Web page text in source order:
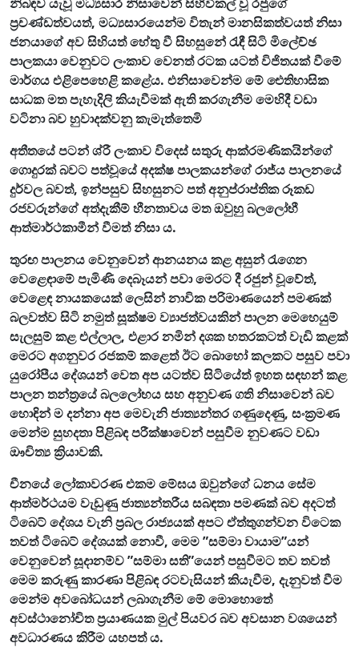
ප්‍රචණ්ඩත්වයත්, මධ්‍යසාරයෙන්ම විතැන් මානසිකත්වයත් නිසා
ජනයාගේ අව සිහියත් හේතු වී සිහසුනේ රැඳී සිටි මිලේච්ඡ
පාලකයා වෙනුවට ලංකාව වෙනත් රටක යටත් විජිතයක් වීමේ
මාර්ගය එළිපෙහෙළි කළේය. එනිසාවෙන්ම මේ ඓතිහාසික
සාධක මත පැහැදිලි කියැවීමක් ඇති කරගැනීම මෙහිදී වඩා
වටිනා බව හුවාදක්වනු කැමැත්තෙමි
අතීතයේ පටන් ශ්රී ලංකාව විදෙස් සතුරු ආක්රමණිකයින්ගේ
ගොදුරක් බවට පත්වූයේ අදක්ෂ පාලකයන්ගේ රාජ්ය පාලනයේ
දුර්වල බවත්, ඉන්පසුව සිහසුනට පත් අනුප්රාප්තික රූකඩ
රජවරුන්ගේ අත්දැකීම් හීනතාවය මත ඔවුහු බලලෝභී
ආත්මාර්ථකාමීන් වීමත් නිසා ය.
තුරඟ පාලනය වෙනුවෙන් ආනයනය කළ අසුන් රැගෙන
වෙළෙඳාමේ පැමිණි දෙබෑයන් පවා මෙරට දී රජුන් වූවේත්,
වෙළෙඳ නායකයෙක් ලෙසින් නාවික පරිමාණයෙන් පමණක්
බලවත්ව සිටි නමුත් සූක්ෂම ව්‍යාජත්වයකින් පාලන මෙහෙයුම්
සැලසුම් කළ එල්ලාල, එළාර නමින් දශක හතරකටත් වැඩි කළක්
මෙරට අගනුවර රජකම් කළෙත් ඊට බොහෝ කලකට පසුව පවා
යුරෝපීය දේශයන් වෙත අප යටත්ව සිටියේත් ඉහත සඳහන් කළ
පාලන තන්ත්‍රයේ බලලෝභය සහ අනුවණ ගති නිසාවෙන් බව
හොඳින් ම දන්නා අප මෙවැනි ජාත්‍යන්තර ගණුදෙණු, සංක්‍රමණ
මෙන්ම සුහදතා පිළිබඳ පරීක්ෂාවෙන් පසුවීම නුවණට වඩා
ඖචිත්‍ය ක්‍රියාවකි.
චීනයේ ලෝකාවරණ එකම මේඝය ඔවුන්ගේ ධනය සේම
ආත්මර්ථයම වැඩුණු ජාත්‍යන්තරීය සබඳතා පමණක් බව අදටත්
ටිබෙට් දේශය වැනි ප්‍රබල රාජ්‍යයක් අපට ඒත්තුගන්වන විටෙක
තවත් ටිබෙට් දේශයක් නොවී, මෙම ”සම්මා වායාම”යන්
වෙනුවෙන් සූදානම්ව ”සම්මා සති”යෙන් පසුවීමට තව තවත්
මෙම කරුණු කාරණා පිළිබඳ රටවැසියන් කියැවීම, දැනුවත් වීම
මෙන්ම අවබෝධයන් ලබාගැනීම මේ මොහොතේ
අවස්ථානෝචිත ප්‍රයාණයක මුල් පියවර බව අවසාන වශයෙන්
අවධාරණය කිරීම යහපත් ය.